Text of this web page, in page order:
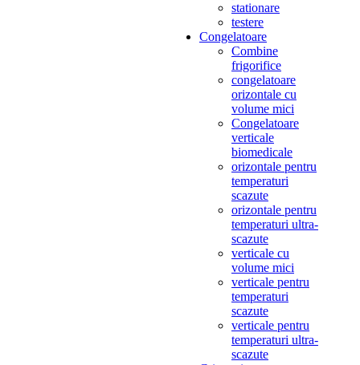
stationare
testere
Congelatoare
Combine
frigorifice
congelatoare
orizontale cu
volume mici
Congelatoare
verticale
biomedicale
orizontale pentru
temperaturi
scazute
orizontale pentru
temperaturi ultra-
scazute
verticale cu
volume mici
verticale pentru
temperaturi
scazute
verticale pentru
temperaturi ultra-
scazute